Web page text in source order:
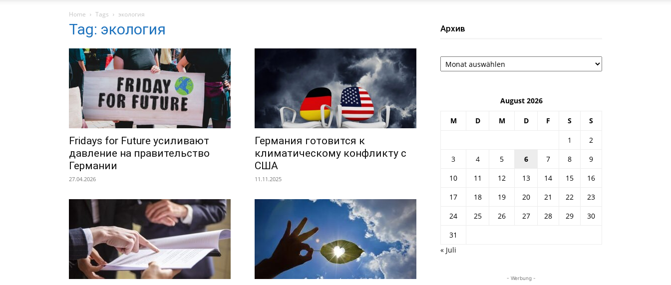
Home Tags экология
Tag: экология
Fridays for Future усиливают
давление на правительство
Германии
27.04.2026
Германия готовится к
климатическому конфликту с
США
11.11.2025
Архив
Архив
August 2026
M D M D F S S
1
2
3
4 5 6 7 8
9
10
11 12 13 14 15
16
17
18 19 20 21 22
23
24
25 26 27 28 29
30
31
« Juli
- Werbung -